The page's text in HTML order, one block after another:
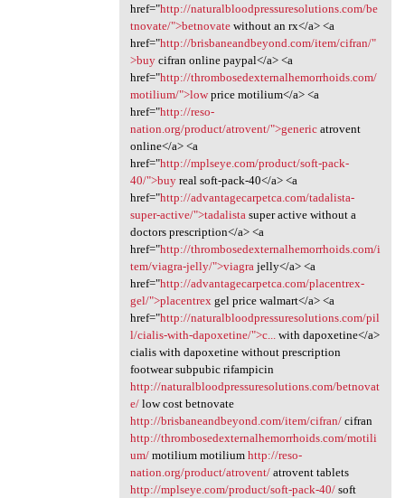
href="http://naturalbloodpressuresolutions.com/be
tnovate/">betnovatewithout an rx</a> <a
href="http://brisbaneandbeyond.com/item/cifran/"
>buycifran online paypal</a> <a
href="http://thrombosedexternalhemorrhoids.com/
motilium/">lowprice motilium</a> <a
href="http://reso-
nation.org/product/atrovent/">genericatrovent
online</a> <a
href="http://mplseye.com/product/soft-pack-
40/">buyreal soft-pack-40</a> <a
href="http://advantagecarpetca.com/tadalista-
super-active/">tadalista super active without a
doctors prescription</a> <a
href="http://thrombosedexternalhemorrhoids.com/i
tem/viagra-jelly/">viagra jelly</a> <a
href="http://advantagecarpetca.com/placentrex-
gel/">placentrex gel price walmart</a> <a
href="http://naturalbloodpressuresolutions.com/pil
l/cialis-with-dapoxetine/">c...
with dapoxetine</a>
cialis with dapoxetine without prescription
footwear subpubic rifampicin
http://naturalbloodpressuresolutions.com/betnovat
e/low cost betnovate
http://brisbaneandbeyond.com/item/cifran/cifran
http://thrombosedexternalhemorrhoids.com/motili
um/motilium motilium http://reso-
nation.org/product/atrovent/atrovent tablets
http://mplseye.com/product/soft-pack-40/soft